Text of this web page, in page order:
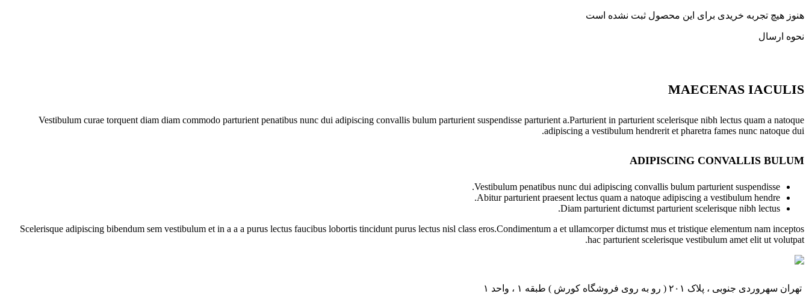
هنوز هیچ تجربه خریدی برای این محصول ثبت نشده است
نحوه ارسال
MAECENAS IACULIS
Vestibulum curae torquent diam diam commodo parturient penatibus nunc dui adipiscing convallis bulum parturient suspendisse parturient a.Parturient in parturient scelerisque nibh lectus quam a natoque
adipiscing a vestibulum hendrerit et pharetra fames nunc natoque dui.
ADIPISCING CONVALLIS BULUM
Vestibulum penatibus nunc dui adipiscing convallis bulum parturient suspendisse.
Abitur parturient praesent lectus quam a natoque adipiscing a vestibulum hendre.
Diam parturient dictumst parturient scelerisque nibh lectus.
Scelerisque adipiscing bibendum sem vestibulum et in a a a purus lectus faucibus lobortis tincidunt purus lectus nisl class eros.Condimentum a et ullamcorper dictumst mus et tristique elementum nam inceptos
hac parturient scelerisque vestibulum amet elit ut volutpat.
تهران سهروردی جنوبی ، پلاک ۲۰۱ ( رو به روی فروشگاه کورش ) طبقه ۱ ، واحد ۱